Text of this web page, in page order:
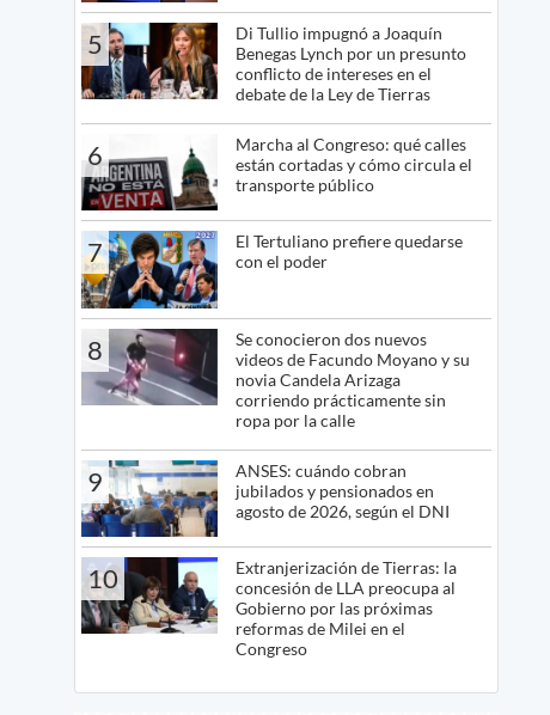
5
Di Tullio impugnó a Joaquín
Benegas Lynch por un presunto
conflicto de intereses en el
debate de la Ley de Tierras
6
Marcha al Congreso: qué calles
están cortadas y cómo circula el
transporte público
7
El Tertuliano prefiere quedarse
con el poder
8
Se conocieron dos nuevos
videos de Facundo Moyano y su
novia Candela Arizaga
corriendo prácticamente sin
ropa por la calle
9
ANSES: cuándo cobran
jubilados y pensionados en
agosto de 2026, según el DNI
10
Extranjerización de Tierras: la
concesión de LLA preocupa al
Gobierno por las próximas
reformas de Milei en el
Congreso